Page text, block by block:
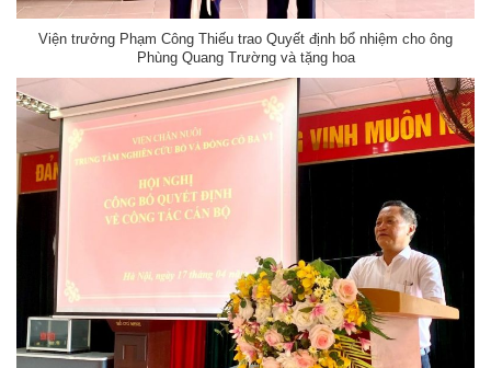
Viện trưởng Phạm Công Thiếu trao Quyết định bổ nhiệm cho ông
Phùng Quang Trường và tặng hoa